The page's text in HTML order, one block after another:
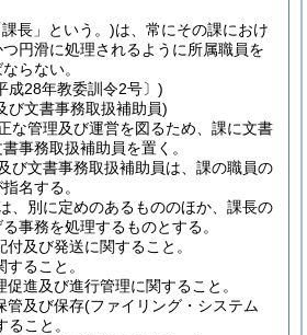
長」という。)は、常にその課におけ
円滑に処理されるように所属職員を
らない。
成28年教委訓令2号〕)
び文書事務取扱補助員)
な管理及び運営を図るため、課に文書
事務取扱補助員を置く。
び文書事務取扱補助員は、課の職員の
名する。
、別に定めのあるもののほか、課長の
事務を処理するものとする。
及び発送に関すること。
ること。
進及び進行管理に関すること。
管及び保存(ファイリング・システム
ること。